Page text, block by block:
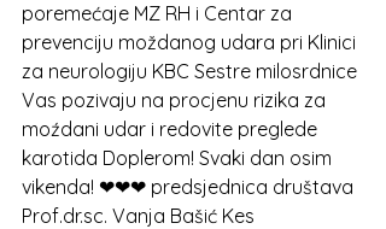
poremećaje MZ RH i Centar za
prevenciju moždanog udara pri Klinici
za neurologiju KBC Sestre milosrdnice
Vas pozivaju na procjenu rizika za
moźdani udar i redovite preglede
karotida Doplerom! Svaki dan osim
vikenda! ❤❤❤ predsjednica društava
Prof.dr.sc. Vanja Bašić Kes